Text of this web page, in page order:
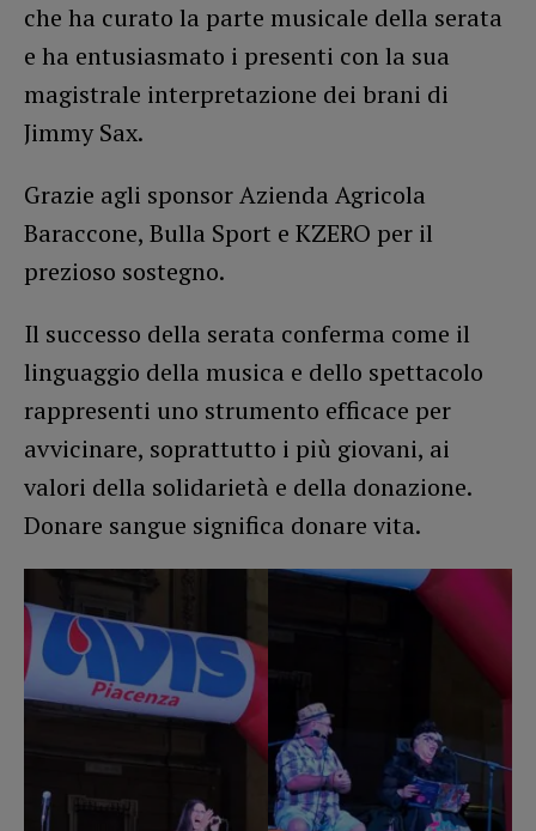
che ha curato la parte musicale della serata
e ha entusiasmato i presenti con la sua
magistrale interpretazione dei brani di
Jimmy Sax.
Grazie agli sponsor Azienda Agricola
Baraccone, Bulla Sport e KZERO per il
prezioso sostegno.
Il successo della serata conferma come il
linguaggio della musica e dello spettacolo
rappresenti uno strumento efficace per
avvicinare, soprattutto i più giovani, ai
valori della solidarietà e della donazione.
Donare sangue significa donare vita.